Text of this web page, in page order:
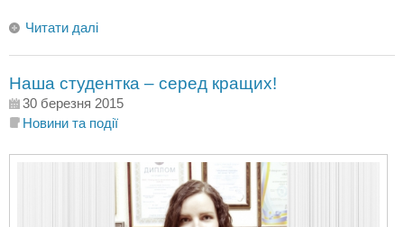
Читати далі
Наша студентка – серед кращих!
30 березня 2015
Новини та події